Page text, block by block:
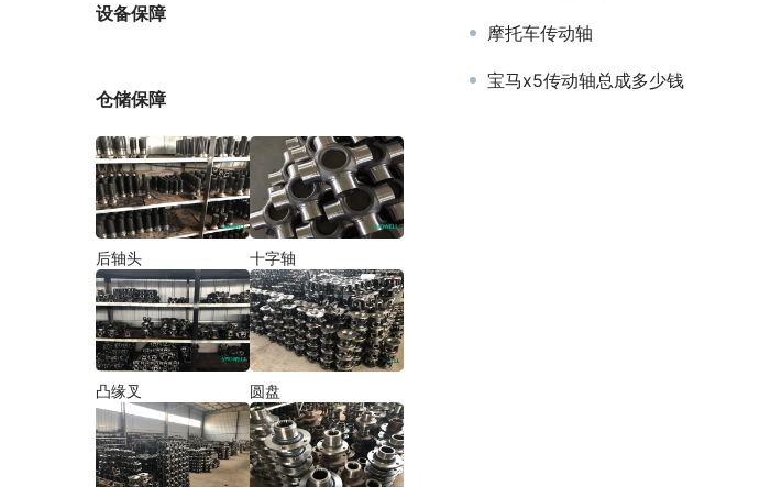
摩托车传动轴
宝马x5传动轴总成多少钱
设备保障
仓储保障
后轴头 十字轴
凸缘叉 圆盘